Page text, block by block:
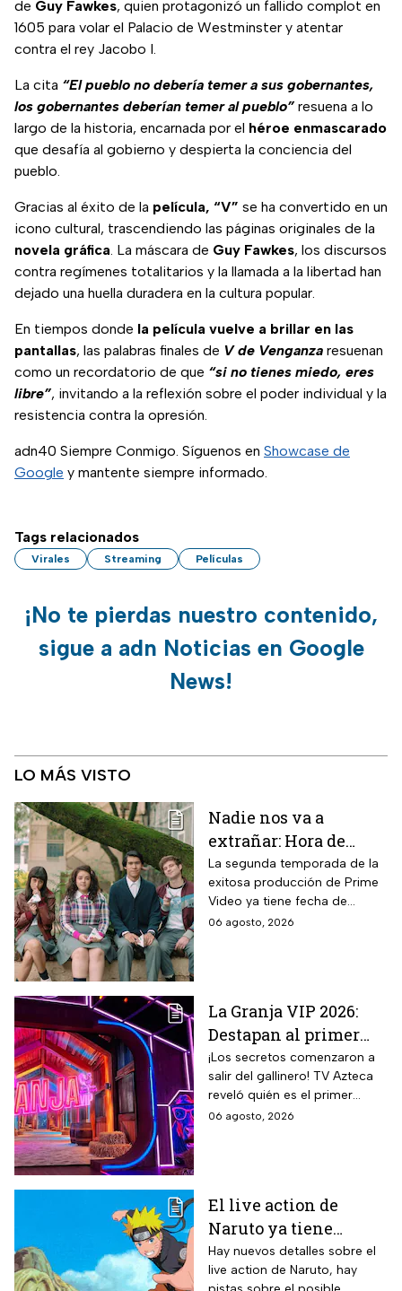
de Guy Fawkes, quien protagonizó un fallido complot en
1605 para volar el Palacio de Westminster y atentar
contra el rey Jacobo I.
La cita “El pueblo no debería temer a sus gobernantes,
los gobernantes deberían temer al pueblo”resuena a lo
largo de la historia, encarnada por el héroe enmascarado
que desafía al gobierno y despierta la conciencia del
pueblo.
Gracias al éxito de la película, “V” se ha convertido en un
icono cultural, trascendiendo las páginas originales de la
novela gráfica. La máscara de Guy Fawkes, los discursos
contra regímenes totalitarios y la llamada a la libertad han
dejado una huella duradera en la cultura popular.
En tiempos donde la película vuelve a brillar en las
pantallas, las palabras finales de V de Venganza resuenan
como un recordatorio de que “si no tienes miedo, eres
libre”, invitando a la reflexión sobre el poder individual y la
resistencia contra la opresión.
adn40 Siempre Conmigo. Síguenos en Showcase de
Google y mantente siempre informado.
Tags relacionados
Virales Streaming Películas
¡No te pierdas nuestro contenido,
sigue a adn Noticias en Google
News!
LO MÁS VISTO
Nadie nos va a
extrañar: Hora de
estreno de la
Temporada 2 y reparto
completo
La segunda temporada de la
exitosa producción de Prime
Video ya tiene fecha de
estreno. Conoce el horario en
06 agosto, 2026
La Granja VIP 2026:
Destapan al primer
participante del
reality más viral de la
televisión mexicana
¡Los secretos comenzaron a
salir del gallinero! TV Azteca
reveló quién es el primer
granjero confirmado para la
06 agosto, 2026
El live action de
Naruto ya tiene
director y así avanza
el casting de la
Hay nuevos detalles sobre el
live action de Naruto, hay